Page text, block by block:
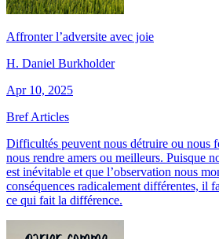
Affronter l’adversite avec joie
H. Daniel Burkholder
Apr 10, 2025
Bref Articles
Difficultés peuvent nous détruire ou nous
nous rendre amers ou meilleurs. Puisque
est inévitable et que l’observation nous
conséquences radicalement différentes, il
ce qui fait la différence.